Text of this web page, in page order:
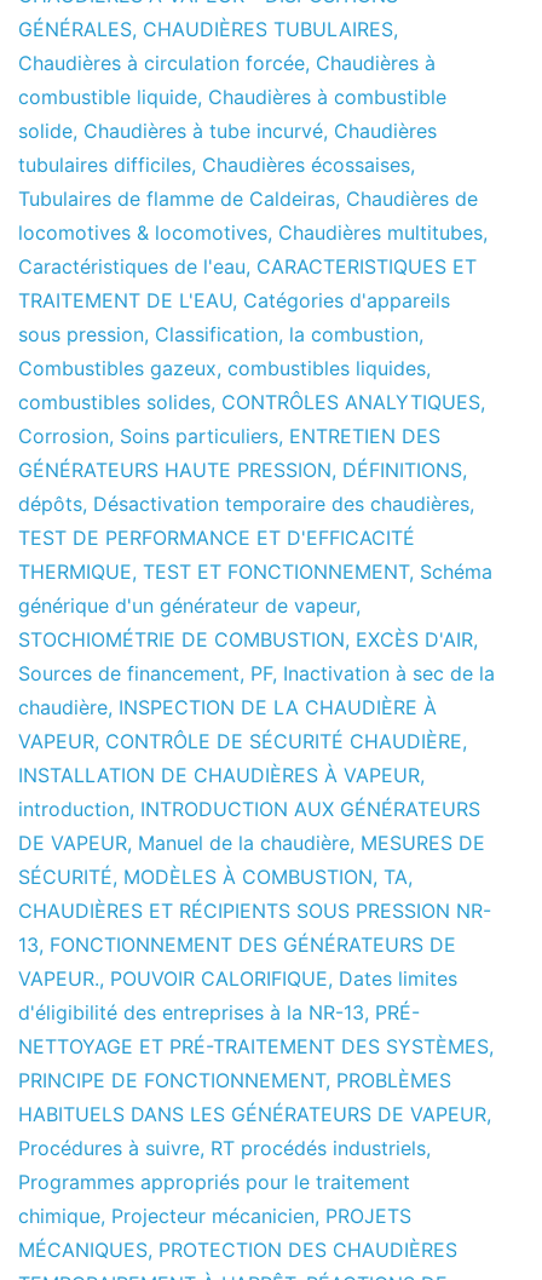
2010
GÉNÉRALES, CHAUDIÈRES TUBULAIRES,
Chaudières à circulation forcée, Chaudières à
combustible liquide, Chaudières à combustible
solide, Chaudières à tube incurvé, Chaudières
tubulaires difficiles, Chaudières écossaises,
Tubulaires de flamme de Caldeiras, Chaudières de
locomotives & locomotives, Chaudières multitubes,
Caractéristiques de l'eau, CARACTERISTIQUES ET
TRAITEMENT DE L'EAU, Catégories d'appareils
sous pression, Classification, la combustion,
Combustibles gazeux, combustibles liquides,
combustibles solides, CONTRÔLES ANALYTIQUES,
Corrosion, Soins particuliers, ENTRETIEN DES
GÉNÉRATEURS HAUTE PRESSION, DÉFINITIONS,
dépôts, Désactivation temporaire des chaudières,
TEST DE PERFORMANCE ET D'EFFICACITÉ
THERMIQUE, TEST ET FONCTIONNEMENT, Schéma
générique d'un générateur de vapeur,
STOCHIOMÉTRIE DE COMBUSTION, EXCÈS D'AIR,
Sources de financement, PF, Inactivation à sec de la
chaudière, INSPECTION DE LA CHAUDIÈRE À
VAPEUR, CONTRÔLE DE SÉCURITÉ CHAUDIÈRE,
INSTALLATION DE CHAUDIÈRES À VAPEUR,
introduction, INTRODUCTION AUX GÉNÉRATEURS
DE VAPEUR, Manuel de la chaudière, MESURES DE
SÉCURITÉ, MODÈLES À COMBUSTION, TA,
CHAUDIÈRES ET RÉCIPIENTS SOUS PRESSION NR-
13, FONCTIONNEMENT DES GÉNÉRATEURS DE
VAPEUR., POUVOIR CALORIFIQUE, Dates limites
d'éligibilité des entreprises à la NR-13, PRÉ-
NETTOYAGE ET PRÉ-TRAITEMENT DES SYSTÈMES,
PRINCIPE DE FONCTIONNEMENT, PROBLÈMES
HABITUELS DANS LES GÉNÉRATEURS DE VAPEUR,
Procédures à suivre, RT procédés industriels,
Programmes appropriés pour le traitement
chimique, Projecteur mécanicien, PROJETS
MÉCANIQUES, PROTECTION DES CHAUDIÈRES